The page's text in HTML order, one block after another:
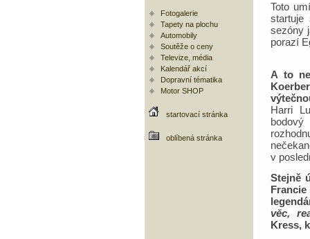
Fotogalerie
Tapety na plochu
Automobily
Soutěže o ceny
Televize, média
Kalendář akcí
Dopravní tématika
Motor SHOP
startovací stránka
oblíbená stránka
Toto
startuje
sezóny
porazí
A to
Harri
v
Stejně
věc,
Kress,